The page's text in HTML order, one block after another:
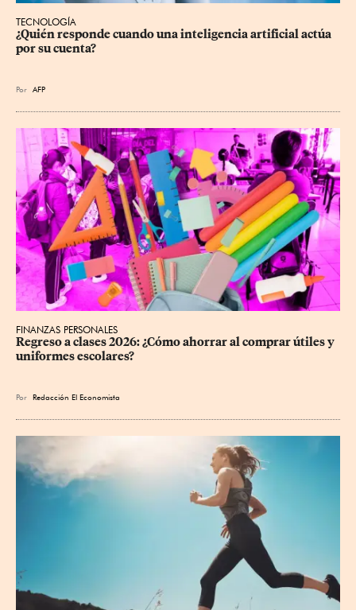
TECNOLOGÍA
¿Quién responde cuando una inteligencia artificial actúa
por su cuenta?
Por AFP
FINANZAS PERSONALES
Regreso a clases 2026: ¿Cómo ahorrar al comprar útiles y
uniformes escolares?
Por Redacción El Economista